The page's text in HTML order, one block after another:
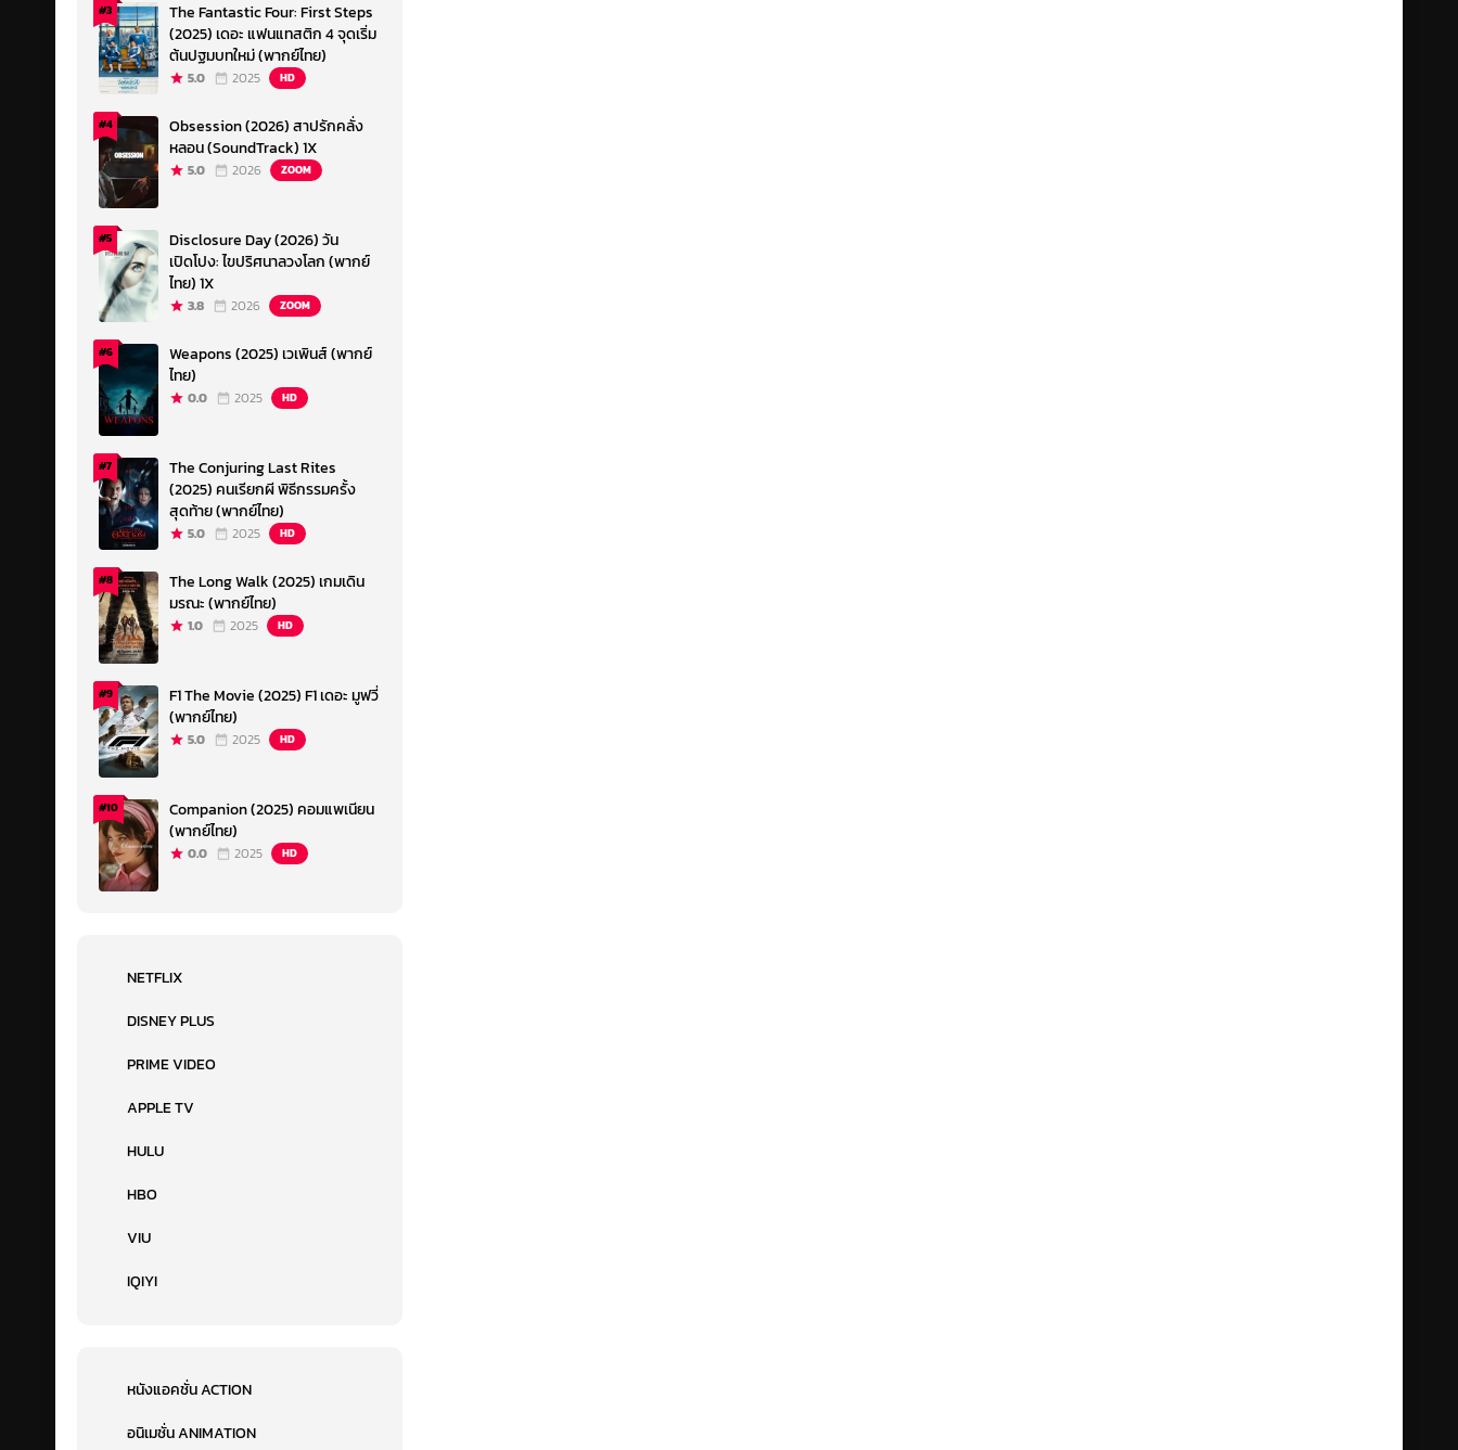
#3
The Fantastic Four: First Steps
(2025) เดอะ แฟนแทสติก 4 จุดเริ่ม
ต้นปฐมบทใหม่ (พากย์ไทย)
5.0 2025 HD
#4
Obsession (2026) สาปรักคลั่ง
หลอน (SoundTrack) 1X
5.0 2026 ZOOM
#5
Disclosure Day (2026) วัน
เปิดโปง: ไขปริศนาลวงโลก (พากย์
ไทย) 1X
3.8 2026 ZOOM
#6
Weapons (2025) เวเพินส์ (พากย์
ไทย)
0.0 2025 HD
#7
The Conjuring Last Rites
(2025) คนเรียกผี พิธีกรรมครั้ง
สุดท้าย (พากย์ไทย)
5.0 2025 HD
#8
The Long Walk (2025) เกมเดิน
มรณะ (พากย์ไทย)
1.0 2025 HD
#9
F1 The Movie (2025) F1 เดอะ มูฟวี่
(พากย์ไทย)
5.0 2025 HD
#10
Companion (2025) คอมแพเนียน
(พากย์ไทย)
0.0 2025 HD
NETFLIX
DISNEY PLUS
PRIME VIDEO
APPLE TV
HULU
HBO
VIU
IQIYI
หนังแอคชั่น ACTION
อนิเมชั่น ANIMATION